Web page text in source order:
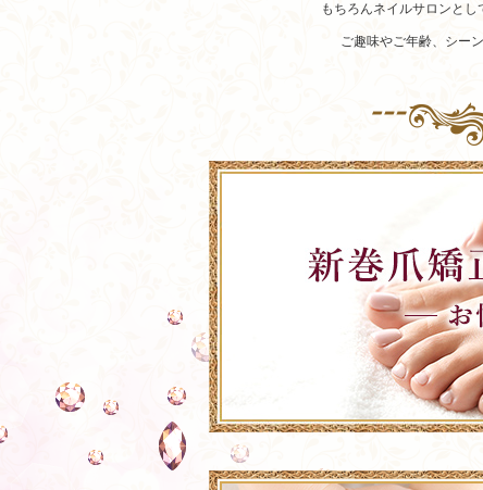
もちろんネイルサロンと
ご趣味やご年齢、シー